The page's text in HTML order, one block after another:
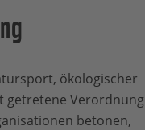
ökologischer
getretene Verordnung
betonen,